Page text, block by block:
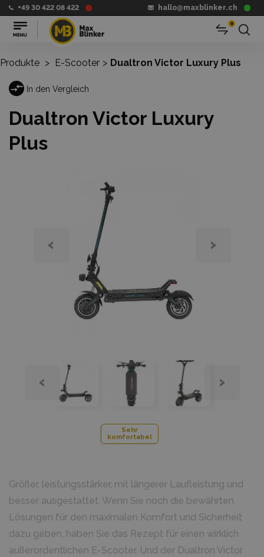
+49 30 422 08 422 hallo@maxblinker.ch
0
Produkte > E-Scooter > Dualtron Victor Luxury Plus
In den Vergleich
Dualtron Victor Luxury
Plus
‹ ›
‹ ›
Sehr
komfortabel
Größer, leistungsstärker, mit längerer Laufleistung und
besser ausgestattet. Wenn Sie noch die bewährten
Lösungen für den maximalen Komfort und Sicherheit
dazu geben, haben Sie das Rezept für einen wirklich
außerordentlichen E-Scooter. Und der Dualtron Victor